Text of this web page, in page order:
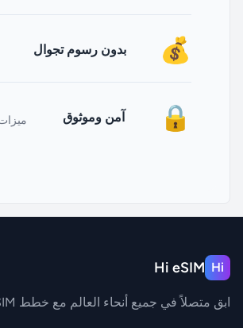
💰 بدون رسوم تجوال
🔒 آمن وموثوق
Hi
Hi eSIM
ابق متصلاً في جميع أنحاء العالم مع خطط eSIM الفورية.